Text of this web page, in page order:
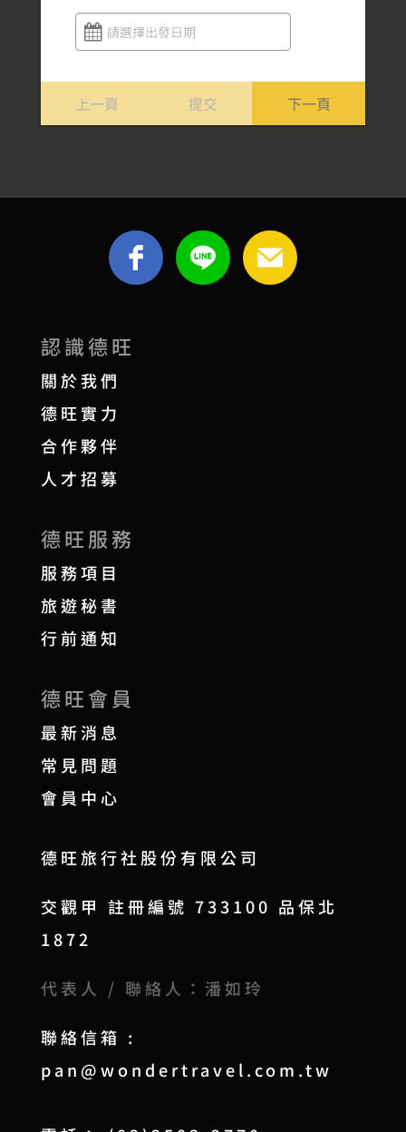
請選擇出發日期
上一頁 提交 下一頁
認識德旺
關於我們
德旺實力
合作夥伴
人才招募
德旺服務
服務項目
旅遊秘書
行前通知
德旺會員
最新消息
常見問題
會員中心
德旺旅行社股份有限公司
交觀甲 註冊編號 733100 品保北
1872
代表人 / 聯絡人：潘如玲
聯絡信箱 :
pan@wondertravel.com.tw